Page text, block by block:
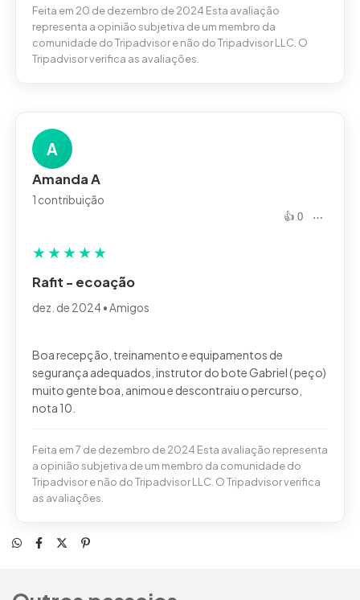
Feita em 20 de dezembro de 2024 Esta avaliação
representa a opinião subjetiva de um membro da
comunidade do Tripadvisor e não do Tripadvisor LLC. O
Tripadvisor verifica as avaliações.
A
Amanda A
1 contribuição
👍 0 ⋯
★★★★★
Rafit - ecoação
dez. de 2024 • Amigos
Boa recepção, treinamento e equipamentos de
segurança adequados, instrutor do bote Gabriel ( peço)
muito gente boa, animou e descontraiu o percurso,
Feita em 7 de dezembro de 2024 Esta avaliação representa
a opinião subjetiva de um membro da comunidade do
Tripadvisor e não do Tripadvisor LLC. O Tripadvisor verifica
as avaliações.